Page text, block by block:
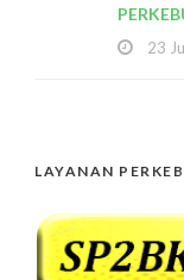
23
LAYANAN